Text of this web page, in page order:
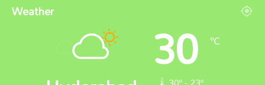
Weather 30 ℃